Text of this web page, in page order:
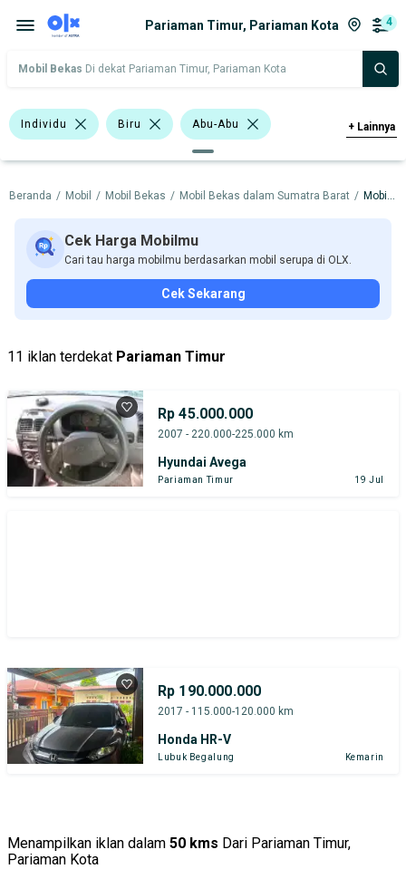
Pariaman Timur, Pariaman Kota 4
Mobil Bekas Di dekat Pariaman Timur, Pariaman Kota
Individu Biru Abu-Abu
Hijau Hatchback Sedan
BMW Datsun Honda
Hyundai Nissan
+ Lainnya
Beranda / Mobil / Mobil Bekas / Mobil Bekas dalam Sumatra Barat / Mobil Bekas dalam Pariaman Kota
Cek Harga Mobilmu
Cari tau harga mobilmu berdasarkan mobil serupa di OLX.
Cek Sekarang
11 iklan terdekat Pariaman Timur
Rp 45.000.000
2007 - 220.000-225.000 km
Hyundai Avega
Pariaman Timur 19 Jul
Rp 190.000.000
2017 - 115.000-120.000 km
Honda HR-V
Lubuk Begalung Kemarin
Menampilkan iklan dalam 50 kms Dari Pariaman Timur,
Pariaman Kota